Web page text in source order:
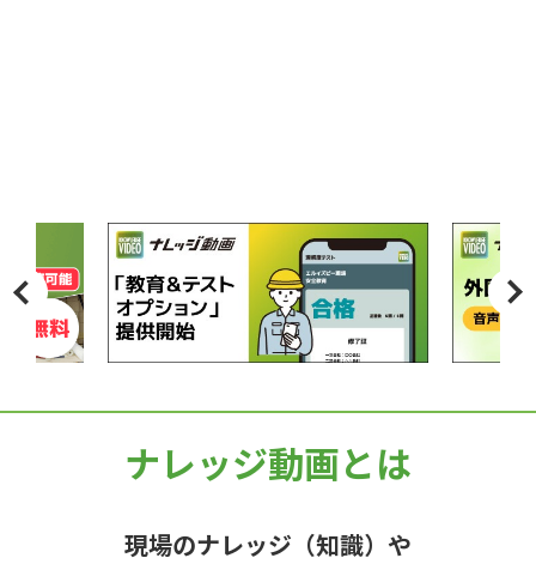
ナレッジ動画とは
現場のナレッジ（知識）や